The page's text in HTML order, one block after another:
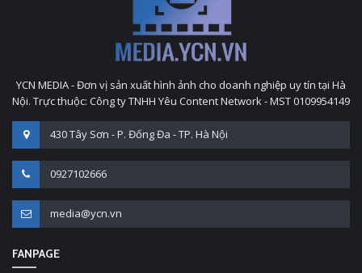
YCN MEDIA - Đơn vị sản xuất hình ảnh cho doanh nghiệp uy tín tại Hà
Nội. Trực thuộc: Công ty TNHH Yêu Content Network - MST 0109954149
430 Tây Sơn - P. Đống Đa - TP. Hà Nội
0927102666
media@ycn.vn
FANPAGE